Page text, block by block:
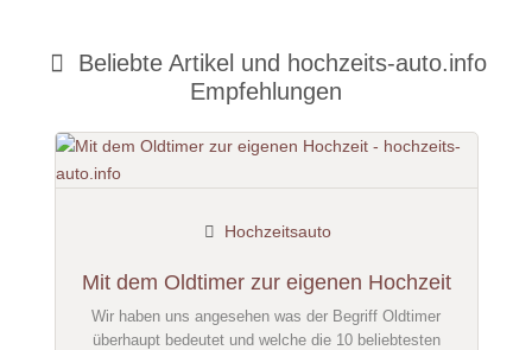
Beliebte Artikel und hochzeits-auto.info
Empfehlungen
Mit dem Oldtimer zur eigenen Hochzeit
Hochzeitsauto
Wir haben uns angesehen was der Begriff Oldtimer
überhaupt bedeutet und welche die 10 beliebtesten